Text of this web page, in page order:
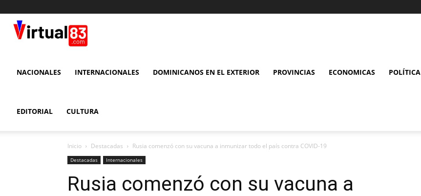
83
NACIONALES INTERNACIONALES DOMINICANOS EN EL EXTERIOR PROVINCIAS ECONOMICAS POLÍTICA
EDITORIAL CULTURA
Inicio Destacadas Rusia comenzó con su vacuna a inmunizar todo el país contra COVID-19
Destacadas Internacionales
Rusia comenzó con su vacuna a